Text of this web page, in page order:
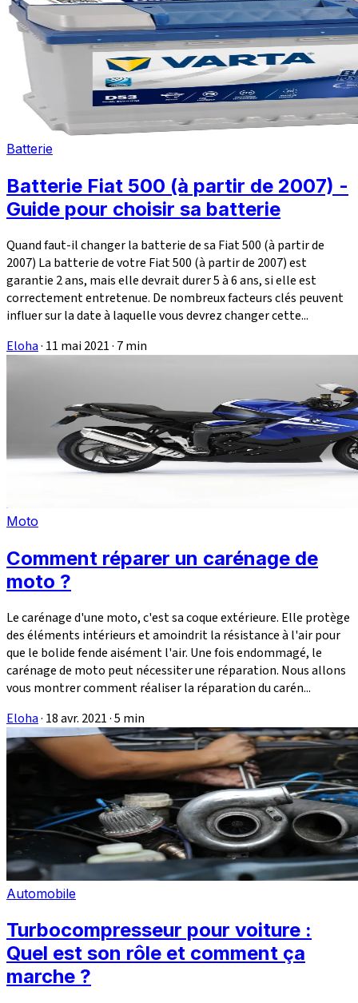
Batterie
Batterie Fiat 500 (à partir de 2007) -
Guide pour choisir sa batterie
Quand faut-il changer la batterie de sa Fiat 500 (à partir de
2007) La batterie de votre Fiat 500 (à partir de 2007) est
garantie 2 ans, mais elle devrait durer 5 à 6 ans, si elle est
correctement entretenue. De nombreux facteurs clés peuvent
influer sur la date à laquelle vous devrez changer cette...
Eloha· 11 mai 2021· 7 min
Moto
Comment réparer un carénage de
moto ?
Le carénage d'une moto, c'est sa coque extérieure. Elle protège
des éléments intérieurs et amoindrit la résistance à l'air pour
que le bolide fende aisément l'air. Une fois endommagé, le
carénage de moto peut nécessiter une réparation. Nous allons
vous montrer comment réaliser la réparation du carén...
Eloha· 18 avr. 2021·5 min
Automobile
Turbocompresseur pour voiture :
Quel est son rôle et comment ça
marche ?